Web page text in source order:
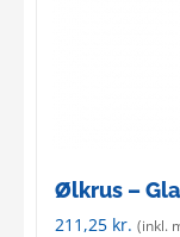
Ølkrus –
211,25 kr. (inkl.